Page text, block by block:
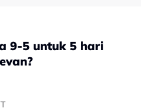
9-5 untuk 5 hari